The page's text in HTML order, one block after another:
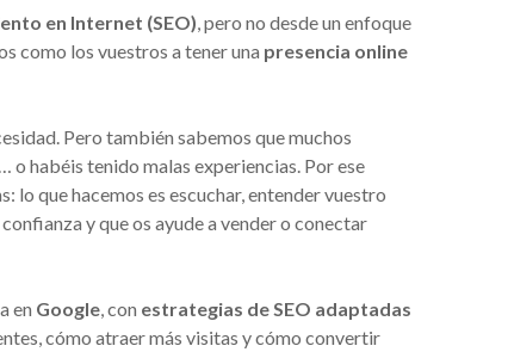
en Internet (SEO), pero no desde un enfoque
como los vuestros a tener una presencia online
Pero también sabemos que muchos
habéis tenido malas experiencias. Por ese
que hacemos es escuchar, entender vuestro
y que os ayude a vender o conectar
en Google, con estrategias de SEO adaptadas
cómo atraer más visitas y cómo convertir